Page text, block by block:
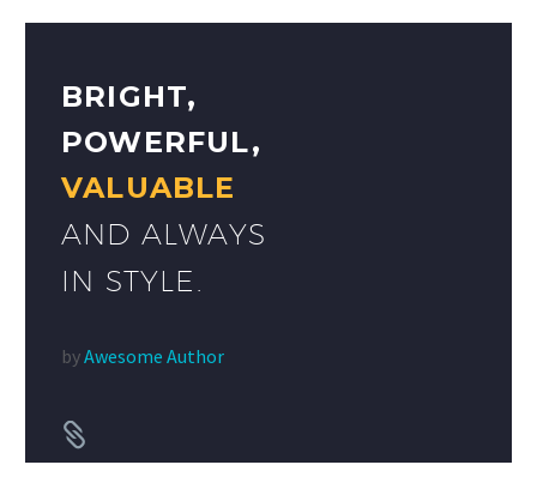
BRIGHT,
POWERFUL,
VALUABLE
AND ALWAYS
IN STYLE.
byAwesome Author

